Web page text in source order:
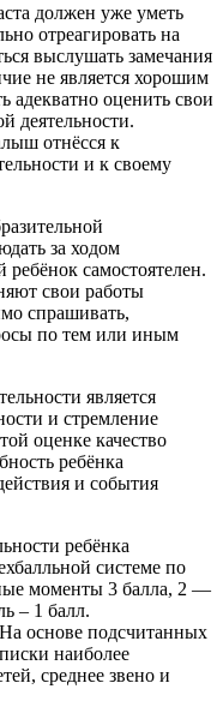
должен уже уметь
отреагировать на
выслушать замечания
не является хорошим
адекватно оценить свои
деятельности.
отнёсся к
и к своему
за ходом
самостоятелен.
свои работы
спрашивать,
по тем или иным
является
и стремление
оценке качество
ребёнка
и события
ребёнка
системе по
моменты 3 балла, 2 —
– 1 балл.
основе подсчитанных
наиболее
среднее звено и